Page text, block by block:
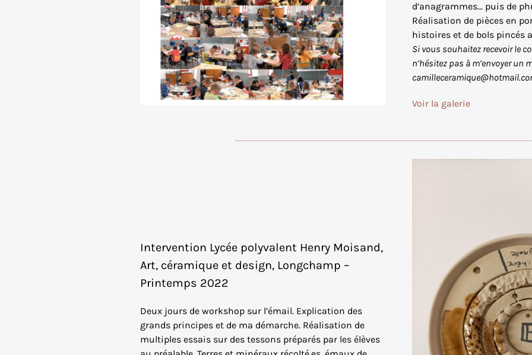
d’anagrammes… puis de
Réalisation de pièces en
histoires et de bols pincés
Si vous souhaitez recevoir le
n’hésitez pas à m’envoyer un
Voir la galerie
Intervention Lycée polyvalent Henry Moisand,
Art, céramique et design, Longchamp –
Printemps 2022
Deux jours de workshop sur l’émail. Explication des
grands principes et de ma démarche. Réalisation de
multiples essais sur des tessons préparés par les élèves